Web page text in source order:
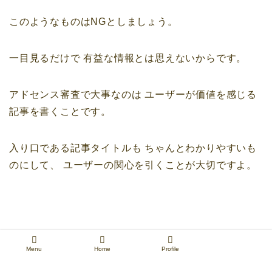
このようなものはNGとしましょう。
一目見るだけで有益な情報とは思えないからです。
アドセンス審査で大事なのは ユーザーが価値を感じる
記事を書くことです。
入り口である記事タイトルも ちゃんとわかりやすいも
のにして、
ユーザーの関心を引くことが大切ですよ。
Menu Home Profile